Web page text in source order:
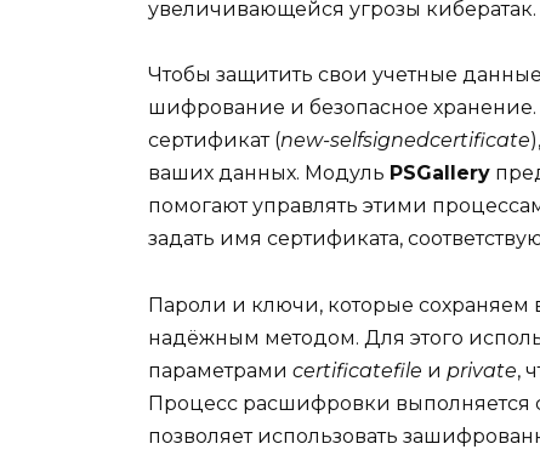
увеличивающейся угрозы кибератак.
Чтобы защитить свои учетные
шифрование и безопасное
сертификат (new-selfsignedcertificate
ваших данных. Модуль PSGallery
помогают управлять этими
задать имя сертификата,
Пароли и ключи, которые сохраняем
надёжным методом. Для этого
параметрами certificatefile и private,
Процесс расшифровки выполняется
позволяет использовать